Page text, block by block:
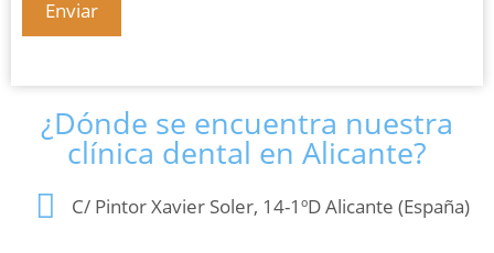
¿Dónde se encuentra nuestra
clínica dental en Alicante?
C/ Pintor Xavier Soler, 14-1ºD Alicante (España)